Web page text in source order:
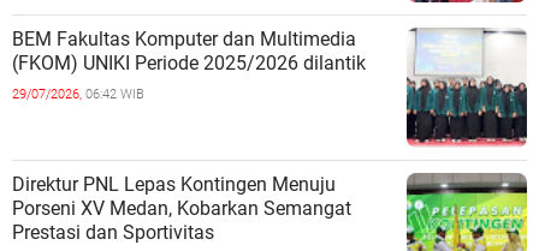
BEM Fakultas Komputer dan Multimedia
(FKOM) UNIKI Periode 2025/2026 dilantik
29/07/2026, 06:42 WIB
Direktur PNL Lepas Kontingen Menuju
Porseni XV Medan, Kobarkan Semangat
Prestasi dan Sportivitas